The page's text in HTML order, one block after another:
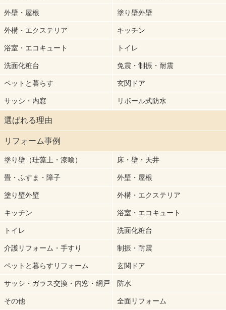
外壁・屋根 塗り壁外壁
外構・エクステリア キッチン
浴室・エコキュート トイレ
洗面化粧台 免震・制振・耐震
ペットと暮らす 玄関ドア
サッシ・内窓 リボール式防水
選ばれる理由
リフォーム事例
塗り壁（珪藻土・漆喰） 床・壁・天井
畳・ふすま・障子 外壁・屋根
塗り壁外壁 外構・エクステリア
キッチン 浴室・エコキュート
トイレ 洗面化粧台
介護リフォーム・手すり 制振・耐震
ペットと暮らすリフォーム 玄関ドア
サッシ・ガラス交換・内窓・網戸 防水
その他 全面リフォーム